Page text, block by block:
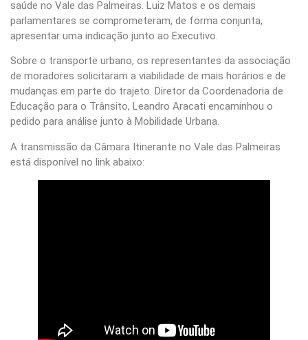
saúde no Vale das Palmeiras. Luiz Matos e os demais
parlamentares se comprometeram, de forma conjunta,
apresentar uma indicação junto ao Executivo.
Sobre o transporte urbano, os representantes da associação
de moradores solicitaram a viabilidade de mais horários e de
mudanças em parte do trajeto. Diretor da Coordenadoria de
Educação para o Trânsito, Leandro Aracati encaminhou o
pedido para análise junto à Mobilidade Urbana.
A transmissão da Câmara Itinerante no Vale das Palmeiras
está disponível no link abaixo: